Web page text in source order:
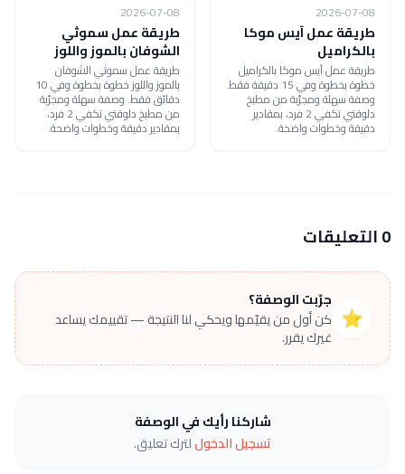
2026-07-08
طريقة عمل آيس موكا
بالكراميل
طريقة عمل آيس موكا بالكراميل
خطوة بخطوة وفي 15 دقيقة فقط.
وصفة سهلة ومجرّبة من مطبخ
دلوقتي تكفي 2 فرد، بمقادير
دقيقة وخطوات واضحة.
2026-07-08
طريقة عمل سموثي
الشوفان بالموز واللوز
طريقة عمل سموثي الشوفان
بالموز واللوز خطوة بخطوة وفي 10
دقائق فقط. وصفة سهلة ومجرّبة
من مطبخ دلوقتي تكفي 2 فرد،
بمقادير دقيقة وخطوات واضحة.
0 التعليقات
⭐
جرّبت الوصفة؟
كن أول من يقيّمها ويحكي لنا النتيجة — تقييمك يساعد
غيرك يقرر.
شاركنا رأيك في الوصفة
تسجيل الدخوللترك تعليق.